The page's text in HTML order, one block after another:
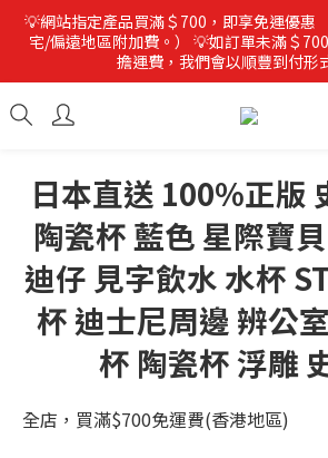
💡網站指定產品買滿＄700，即享免運優惠
宅/偏遠地區附加費。） 💡如訂單未滿＄
擔運費，我們會以順豐到付形
日本直送 100%正版
陶瓷杯 藍色 星際寶
迪仔 見字飲水 水杯
杯 迪士尼周邊 辨公
杯 陶瓷杯 浮雕
全店，買滿$700免運費(香港地區)